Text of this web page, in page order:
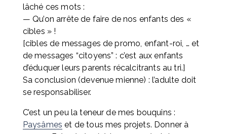
lâché ces mots :
— Qu’on arrête de faire de nos enfants des «
cibles » !
[cibles de messages de promo, enfant-roi, … et
de messages “citoyens” : c’est aux enfants
d’éduquer leurs parents récalcitrants au tri.]
Sa conclusion (devenue mienne) : l’adulte doit
se responsabiliser.
Paysâmes et de tous mes projets. Donner à